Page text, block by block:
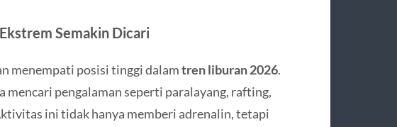
Semakin Dicari
menempati posisi tinggi dalamtren liburan 2026.
mencari pengalaman seperti paralayang, rafting,
ini tidak hanya memberi adrenalin, tetapi